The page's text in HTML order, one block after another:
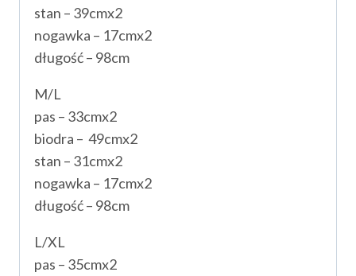
stan – 39cmx2
nogawka – 17cmx2
długość – 98cm
M/L
pas – 33cmx2
biodra – 49cmx2
stan – 31cmx2
nogawka – 17cmx2
długość – 98cm
L/XL
pas – 35cmx2